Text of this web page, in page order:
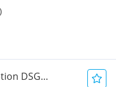
DSG